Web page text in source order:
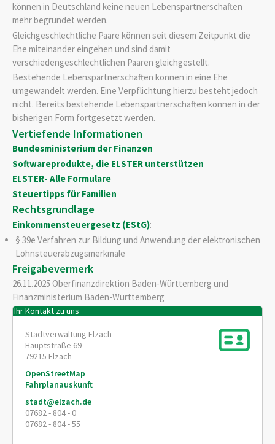
können in Deutschland keine neuen Lebenspartnerschaften
mehr begründet werden.
Gleichgeschlechtliche Paare können seit diesem Zeitpunkt die
Ehe miteinander eingehen und sind damit
verschiedengeschlechtlichen Paaren gleichgestellt.
Bestehende Lebenspartnerschaften können in eine Ehe
umgewandelt werden. Eine Verpflichtung hierzu besteht jedoch
nicht. Bereits bestehende Lebenspartnerschaften können in der
bisherigen Form fortgesetzt werden.
Vertiefende Informationen
Bundesministerium der Finanzen
Softwareprodukte, die ELSTER unterstützen
ELSTER- Alle Formulare
Steuertipps für Familien
Rechtsgrundlage
Einkommensteuergesetz (EStG):
§ 39e Verfahren zur Bildung und Anwendung der elektronischen
Lohnsteuerabzugsmerkmale
Freigabevermerk
26.11.2025 Oberfinanzdirektion Baden-Württemberg und
Finanzministerium Baden-Württemberg
Ihr Kontakt zu uns
Stadtverwaltung Elzach
Hauptstraße 69
79215 Elzach
OpenStreetMap
Fahrplanauskunft
stadt@elzach.de
07682 - 804 - 0
07682 - 804 - 55